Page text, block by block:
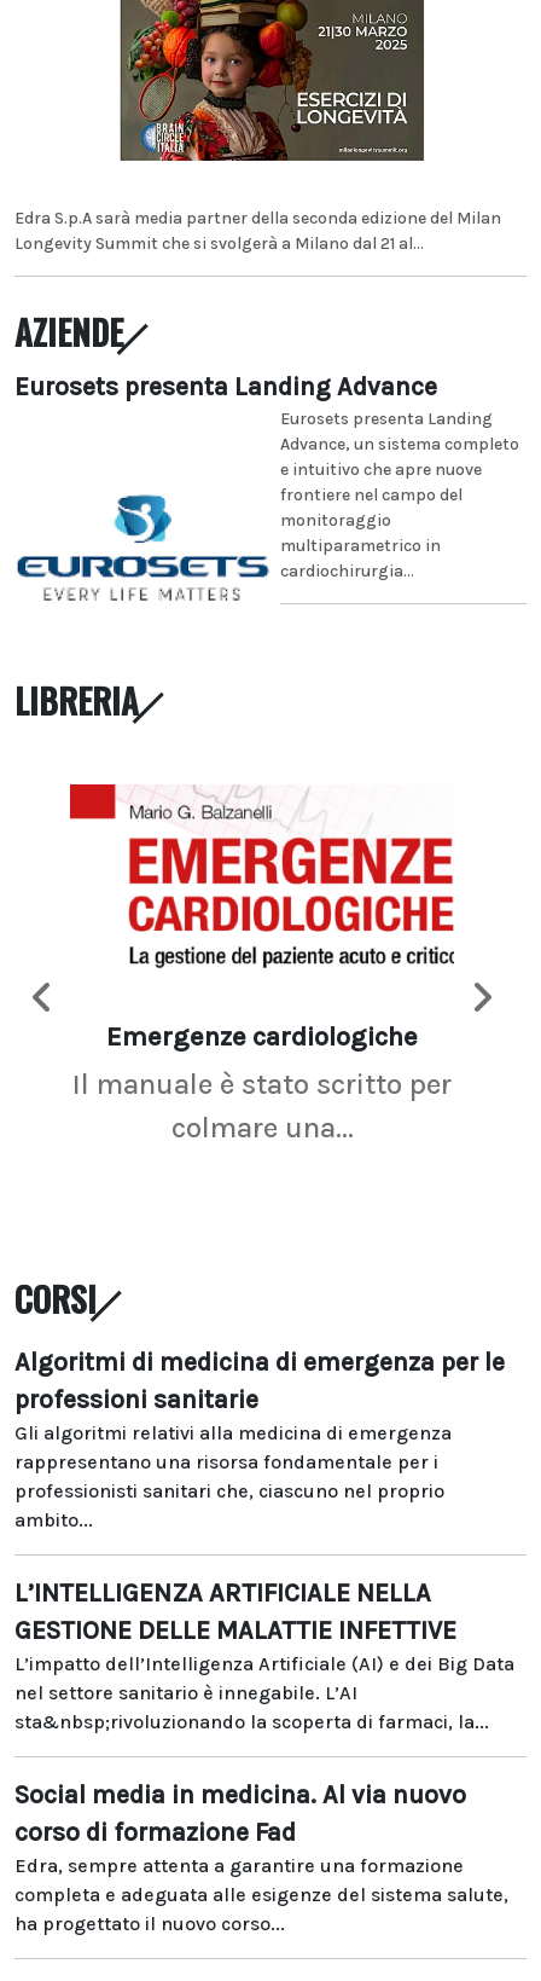
Edra S.p.A sarà media partner della seconda edizione del Milan
Longevity Summit che si svolgerà a Milano dal 21 al...
AZIENDE
Eurosets presenta Landing Advance
Eurosets presenta Landing
Advance, un sistema completo
e intuitivo che apre nuove
frontiere nel campo del
monitoraggio
multiparametrico in
cardiochirurgia...
LIBRERIA
Emergenze cardiologiche
Il manuale è stato scritto per
colmare una...
CORSI
Algoritmi di medicina di emergenza per le
professioni sanitarie
Gli algoritmi relativi alla medicina di emergenza
rappresentano una risorsa fondamentale per i
professionisti sanitari che, ciascuno nel proprio
ambito...
L’INTELLIGENZA ARTIFICIALE NELLA
GESTIONE DELLE MALATTIE INFETTIVE
L’impatto dell’Intelligenza Artificiale (AI) e dei Big Data
nel settore sanitario è innegabile. L’AI
sta&nbsp;rivoluzionando la scoperta di farmaci, la...
Social media in medicina. Al via nuovo
corso di formazione Fad
Edra, sempre attenta a garantire una formazione
completa e adeguata alle esigenze del sistema salute,
ha progettato il nuovo corso...